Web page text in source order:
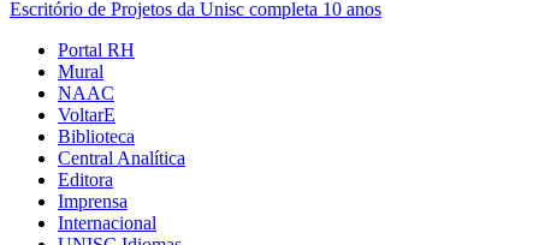
Escritório de Projetos da Unisc completa 10 anos
Portal RH
Mural
NAAC
VoltarE
Biblioteca
Central Analítica
Editora
Imprensa
Internacional